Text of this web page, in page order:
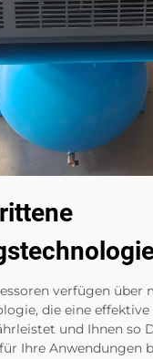
verfügen über
die eine
und Ihnen so
Ihre Anwendungen